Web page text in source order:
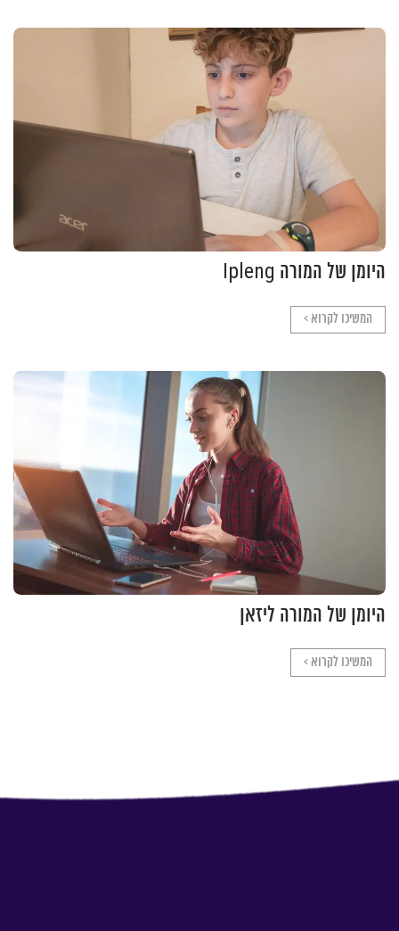
היומן של המורה Ipleng
המשיכו לקרוא >
היומן של המורה ליזאן
המשיכו לקרוא >